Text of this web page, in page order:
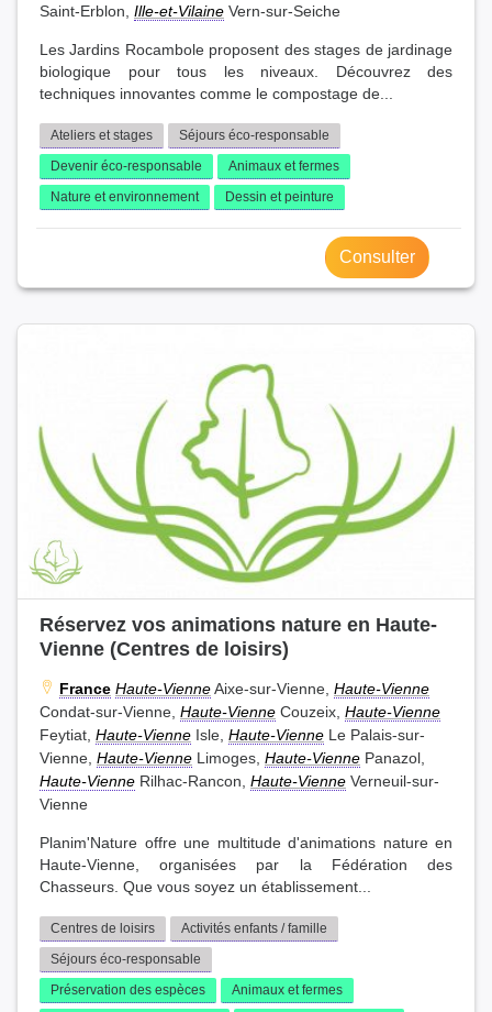
Saint-Erblon, Ille-et-Vilaine Vern-sur-Seiche
Les Jardins Rocambole proposent des stages de jardinage
biologique pour tous les niveaux. Découvrez des
techniques innovantes comme le compostage de...
Ateliers et stages
Séjours éco-responsable
Devenir éco-responsable
Animaux et fermes
Nature et environnement
Dessin et peinture
Consulter
Réservez vos animations nature en Haute-
Vienne (Centres de loisirs)
France Haute-VienneAixe-sur-Vienne, Haute-Vienne
Condat-sur-Vienne, Haute-Vienne Couzeix, Haute-Vienne
Feytiat, Haute-Vienne Isle, Haute-Vienne Le Palais-sur-
Vienne, Haute-Vienne Limoges, Haute-Vienne Panazol,
Haute-Vienne Rilhac-Rancon, Haute-Vienne Verneuil-sur-
Vienne
Planim'Nature offre une multitude d'animations nature en
Haute-Vienne, organisées par la Fédération des
Chasseurs. Que vous soyez un établissement...
Centres de loisirs
Activités enfants / famille
Séjours éco-responsable
Préservation des espèces
Animaux et fermes